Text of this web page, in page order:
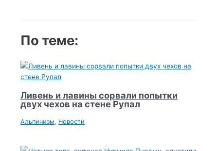
По теме:
Ливень и лавины сорвали попытки
двух чехов на стене Рупал
Альпинизм, Новости